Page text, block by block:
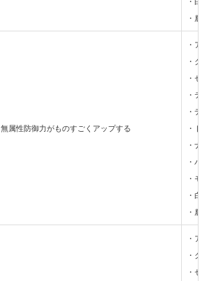
・鏖
無属性防御力がものすごくアップする
・ア
・ク
・セ
・テ
・デ
・ド
・ナ
・パ
・モ
・白
・鏖
・ア
・ク
・セ